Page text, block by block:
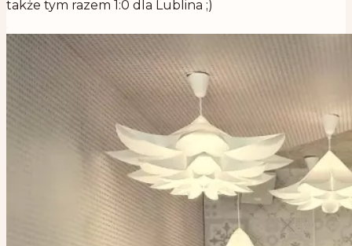
także tym razem 1:0 dla Lublina ;)
.